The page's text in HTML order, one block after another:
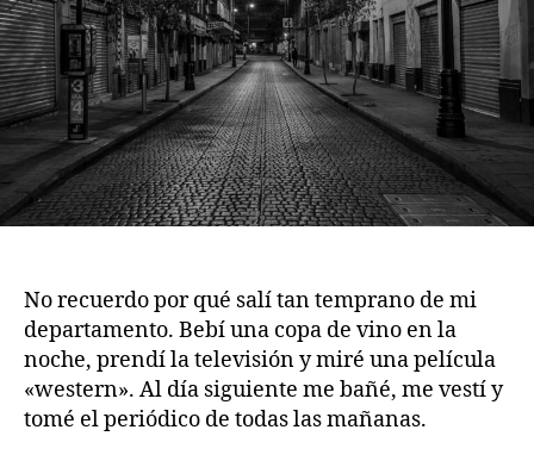
No recuerdo por qué salí tan temprano de mi
departamento. Bebí una copa de vino en la
noche, prendí la televisión y miré una película
«western». Al día siguiente me bañé, me vestí y
tomé el periódico de todas las mañanas.